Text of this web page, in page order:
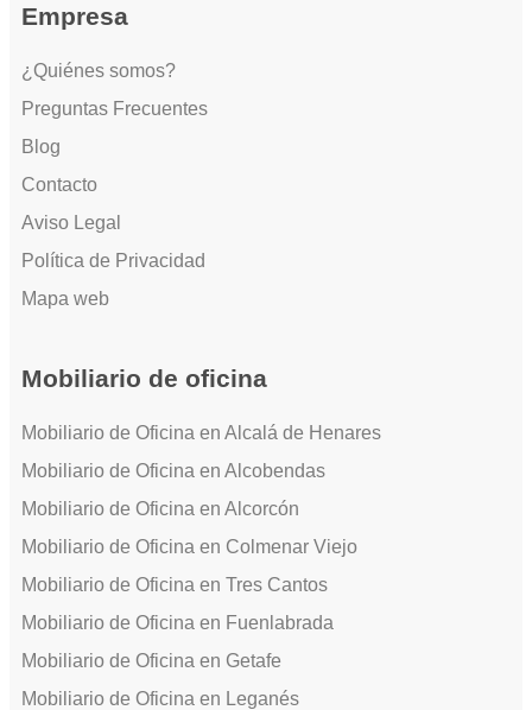
Empresa
¿Quiénes somos?
Preguntas Frecuentes
Blog
Contacto
Aviso Legal
Política de Privacidad
Mapa web
Mobiliario de oficina
Mobiliario de Oficina en Alcalá de Henares
Mobiliario de Oficina en Alcobendas
Mobiliario de Oficina en Alcorcón
Mobiliario de Oficina en Colmenar Viejo
Mobiliario de Oficina en Tres Cantos
Mobiliario de Oficina en Fuenlabrada
Mobiliario de Oficina en Getafe
Mobiliario de Oficina en Leganés